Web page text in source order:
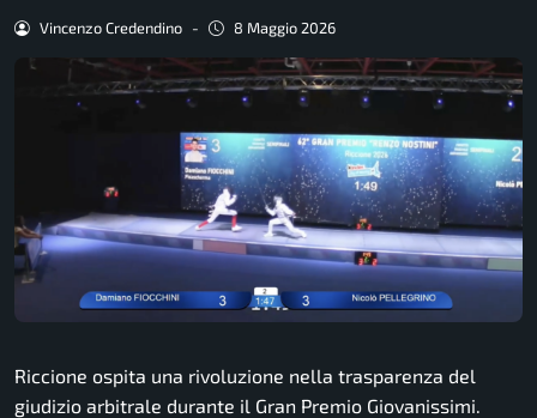
Vincenzo Credendino - 8 Maggio 2026
Riccione ospita una rivoluzione nella trasparenza del
giudizio arbitrale durante il Gran Premio Giovanissimi.